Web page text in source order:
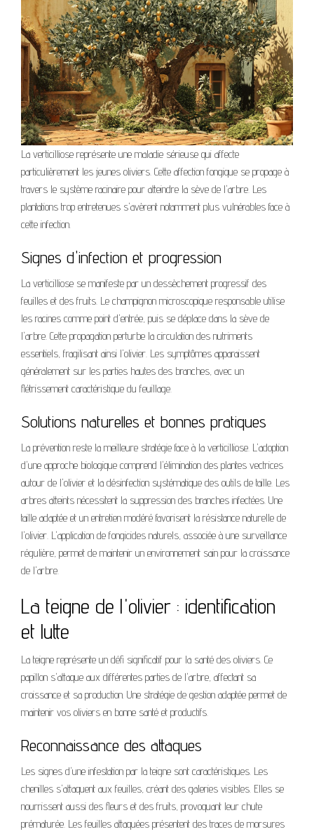
La verticilliose représente une maladie sérieuse qui affecte
particulièrement les jeunes oliviers. Cette affection fongique se propage à
travers le système racinaire pour atteindre la sève de l'arbre. Les
plantations trop entretenues s'avèrent notamment plus vulnérables face à
cette infection.
Signes d'infection et progression
La verticilliose se manifeste par un dessèchement progressif des
feuilles et des fruits. Le champignon microscopique responsable utilise
les racines comme point d'entrée, puis se déplace dans la sève de
l'arbre. Cette propagation perturbe la circulation des nutriments
essentiels, fragilisant ainsi l'olivier. Les symptômes apparaissent
généralement sur les parties hautes des branches, avec un
flétrissement caractéristique du feuillage.
Solutions naturelles et bonnes pratiques
La prévention reste la meilleure stratégie face à la verticilliose. L'adoption
d'une approche biologique comprend l'élimination des plantes vectrices
autour de l'olivier et la désinfection systématique des outils de taille. Les
arbres atteints nécessitent la suppression des branches infectées. Une
taille adaptée et un entretien modéré favorisent la résistance naturelle de
l'olivier. L'application de fongicides naturels, associée à une surveillance
régulière, permet de maintenir un environnement sain pour la croissance
de l'arbre.
La teigne de l'olivier : identification
et lutte
La teigne représente un défi significatif pour la santé des oliviers. Ce
papillon s'attaque aux différentes parties de l'arbre, affectant sa
croissance et sa production. Une stratégie de gestion adaptée permet de
maintenir vos oliviers en bonne santé et productifs.
Reconnaissance des attaques
Les signes d'une infestation par la teigne sont caractéristiques. Les
chenilles s'attaquent aux feuilles, créant des galeries visibles. Elles se
nourrissent aussi des fleurs et des fruits, provoquant leur chute
prématurée. Les feuilles attaquées présentent des traces de morsures